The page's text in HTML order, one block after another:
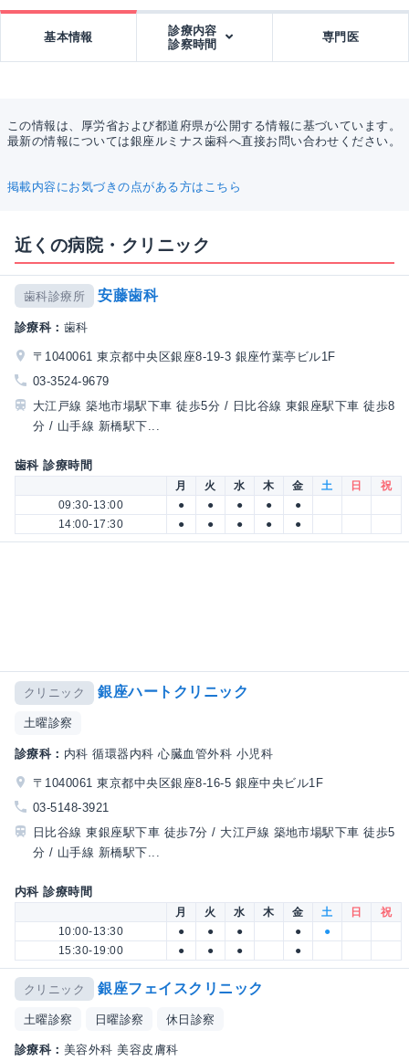
基本情報
診療内容
診察時間
専門医
この情報は、厚労省および都道府県が公開する情報に基づいています。
最新の情報については銀座ルミナス歯科へ直接お問い合わせください。
掲載内容にお気づきの点がある方はこちら
近くの病院・クリニック
歯科診療所 安藤歯科
診療科： 歯科
〒1040061 東京都中央区銀座8-19-3 銀座竹葉亭ビル1F
03-3524-9679
大江戸線 築地市場駅下車 徒歩5分 / 日比谷線 東銀座駅下車 徒歩8
分 / 山手線 新橋駅下...
歯科 診療時間
月 火 水 木 金 土 日
祝
09:30-13:00
● ● ● ●
●
14:00-17:30
● ● ● ● ●
クリニック 銀座ハートクリニック
土曜診察
診療科： 内科 循環器内科 心臓血管外科 小児科
〒1040061 東京都中央区銀座8-16-5 銀座中央ビル1F
03-5148-3921
日比谷線 東銀座駅下車 徒歩7分 / 大江戸線 築地市場駅下車 徒歩5
分 / 山手線 新橋駅下...
内科 診療時間
月 火 水 木 金 土 日
祝
10:00-13:30
● ● ● ●
●
15:30-19:00
● ● ● ●
クリニック 銀座フェイスクリニック
土曜診察 日曜診察 休日診察
診療科： 美容外科 美容皮膚科